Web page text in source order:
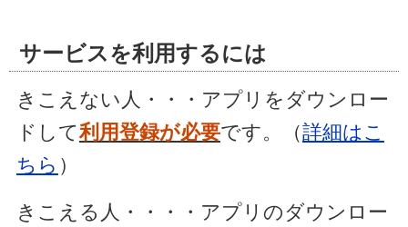
サービスを利用するには
きこえない人・・・アプリをダウンロー
ドして利用登録が必要です。（詳細はこ
ちら ）
きこえる人・・・・アプリのダウンロー